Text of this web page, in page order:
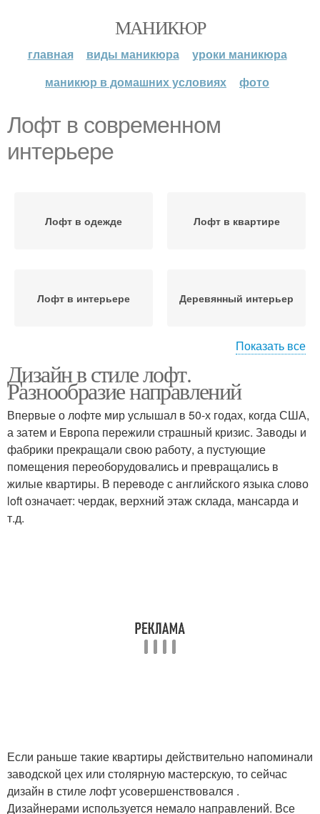
МАНИКЮР
главная виды маникюра
уроки маникюра
маникюр в домашних условиях
фото
Лофт в современном
интерьере
Лофт в одежде Лофт в квартире
Лофт в интерьере Деревянный интерьер
Детский лофт Современная квартира
Гламурный лофт Индустриальный лофт
Показать все
Дизайн в стиле лофт.
Разнообразие направлений
Впервые о лофте мир услышал в 50-х годах, когда США,
а затем и Европа пережили страшный кризис. Заводы и
фабрики прекращали свою работу, а пустующие
помещения переоборудовались и превращались в
жилые квартиры. В переводе с английского языка слово
loft означает: чердак, верхний этаж склада, мансарда и
т.д.
Если раньше такие квартиры действительно напоминали
заводской цех или столярную мастерскую, то сейчас
дизайн в стиле лофт усовершенствовался .
Дизайнерами используется немало направлений. Все